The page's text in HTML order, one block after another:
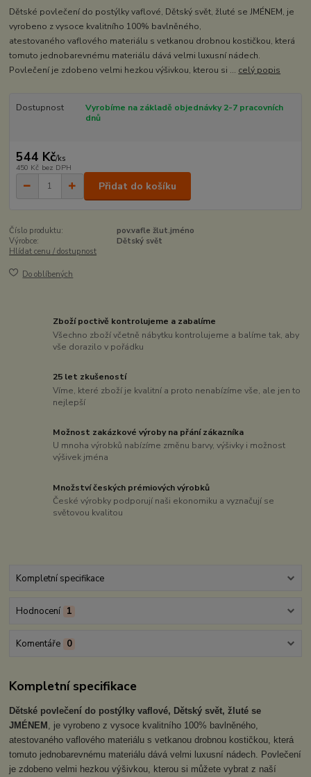
Dětské povlečení do postýlky vaflové, Dětský svět, žluté se JMÉNEM, je
vyrobeno z vysoce kvalitního 100% bavlněného,
atestovaného vaflového materiálu s vetkanou drobnou kostičkou, která
tomuto jednobarevnému materiálu dává velmi luxusní nádech.
Povlečení je zdobeno velmi hezkou výšivkou, kterou si ... celý popis
Dostupnost
Vyrobíme na základě objednávky 2-7 pracovních
dnů
544 Kč/ks
450 Kč bez DPH
Přidat do košíku
Číslo produktu:
pov.vafle žlut.jméno
Výrobce:
Dětský svět
Hlídat cenu / dostupnost
Do oblíbených
Zboží poctivě kontrolujeme a zabalíme
Všechno zboží včetně nábytku kontrolujeme a balíme tak, aby
vše dorazilo v pořádku
25 let zkušeností
Víme, které zboží je kvalitní a proto nenabízíme vše, ale jen to
nejlepší
Možnost zakázkové výroby na přání zákazníka
U mnoha výrobků nabízíme změnu barvy, výšivky i možnost
výšivek jména
Množství českých prémiových výrobků
České výrobky podporují naši ekonomiku a vyznačují se
světovou kvalitou
Kompletní specifikace
Hodnocení 1
Komentáře 0
Kompletní specifikace
Dětské povlečení do postýlky vaflové, Dětský svět, žluté se
JMÉNEM , je vyrobeno z vysoce kvalitního 100% bavlněného,
atestovaného vaflového materiálu s vetkanou drobnou kostičkou, která
tomuto jednobarevnému materiálu dává velmi luxusní nádech. Povlečení
je zdobeno velmi hezkou výšivkou, kterou si můžete vybrat z naší